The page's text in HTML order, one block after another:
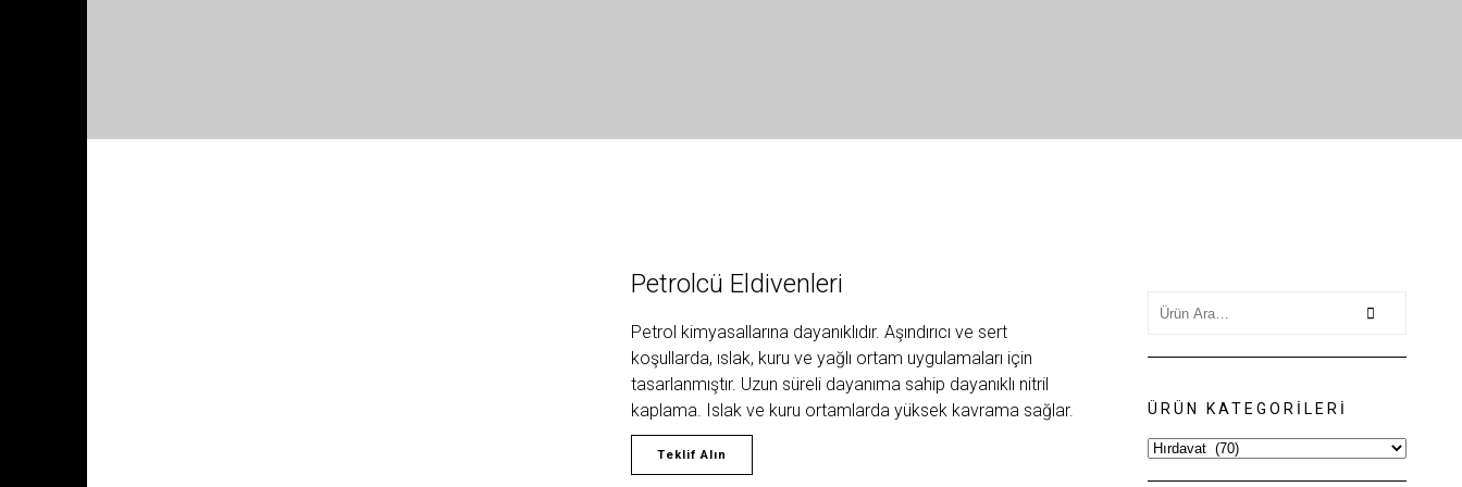
Petrolcü Eldivenleri
Petrol kimyasallarına dayanıklıdır. Aşındırıcı ve sert
koşullarda, ıslak, kuru ve yağlı ortam uygulamaları için
tasarlanmıştır. Uzun süreli dayanıma sahip dayanıklı nitril
kaplama. Islak ve kuru ortamlarda yüksek kavrama sağlar.
Teklif Alın
for:
ÜRÜN KATEGORILERI